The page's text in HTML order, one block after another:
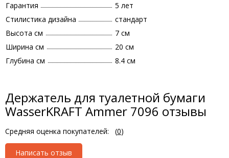
Гарантия
5 лет
Стилистика дизайна
стандарт
Высота см
7 см
Ширина см
20 см
Глубина см
8.4 см
Держатель для туалетной бумаги
WasserKRAFT Ammer 7096 отзывы
Средняя оценка покупателей: (0)
Написать отзыв